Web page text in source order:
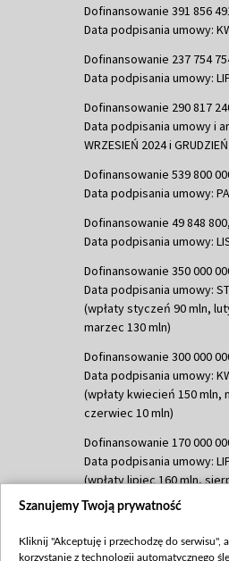
Dofinansowanie 391 856
Data podpisania umowy:
Dofinansowanie 237 754
Data podpisania umowy:
Dofinansowanie 290 817
Data podpisania umowy i
WRZESIEŃ 2024 i
Dofinansowanie 539 800
Data podpisania umowy:
Dofinansowanie 49 848
Data podpisania umowy:
Dofinansowanie 350 000
Data podpisania umowy:
(wpłaty styczeń 90 mln,
marzec 130 mln)
Dofinansowanie 300 000
Data podpisania umowy:
(wpłaty kwiecień 150 mln,
czerwiec 10 mln)
Dofinansowanie 170 000
Data podpisania umowy:
(wpłaty lipiec 160 mln,
Dofinansowanie 60 000
(wpłata wrzesień 60 mln)
Szanujemy Twoją prywatność
Kliknij "Akceptuję i przechodzę do serwisu",
korzystanie z technologii automatycznego